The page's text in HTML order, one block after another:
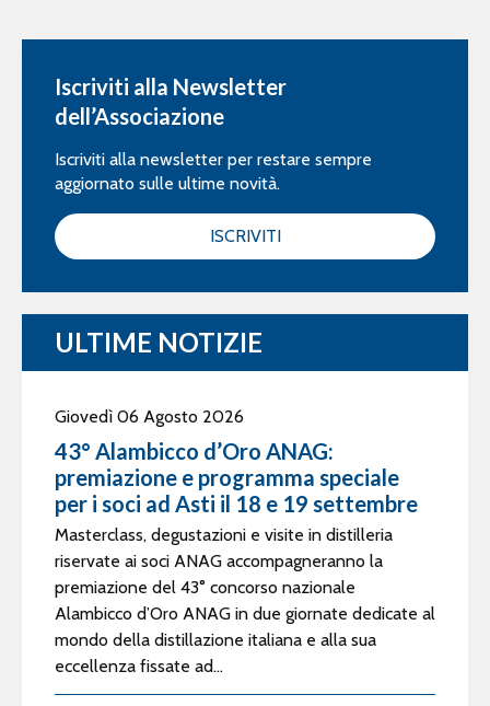
Iscriviti alla Newsletter
dell’Associazione
Iscriviti alla newsletter per restare sempre
aggiornato sulle ultime novità.
ISCRIVITI
ULTIME NOTIZIE
Giovedì 06 Agosto 2026
43° Alambicco d’Oro ANAG:
premiazione e programma speciale
per i soci ad Asti il 18 e 19 settembre
Masterclass, degustazioni e visite in distilleria
riservate ai soci ANAG accompagneranno la
premiazione del 43° concorso nazionale
Alambicco d’Oro ANAG in due giornate dedicate al
mondo della distillazione italiana e alla sua
eccellenza fissate ad...